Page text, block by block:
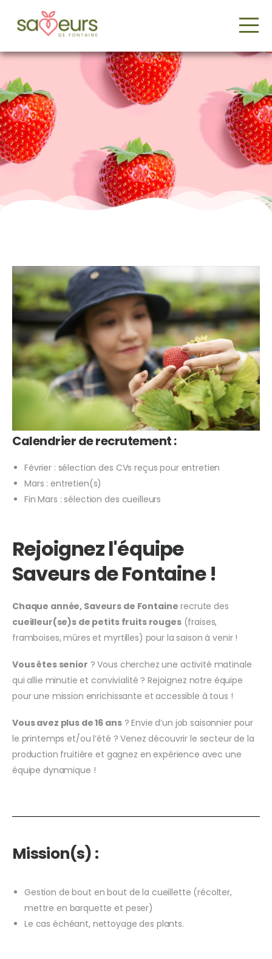
Calendrier de recrutement :
Février : sélection des CVs reçus pour entretien
Mars : entretien(s)
Fin Mars : sélection des cueilleurs
Rejoignez l'équipe
Saveurs de Fontaine !
Chaque année, Saveurs de Fontaine recrute des
cueilleur(se)s de petits fruits rouges(fraises,
framboises, mûres et myrtilles) pour la saison à venir !
Vous êtes senior ? Vous cherchez une activité matinale
qui allie minutie et convivialité ? Rejoignez notre équipe
pour une mission enrichissante et accessible à tous !
Vous avez plus de 16 ans? Envie d’un job saisonnier pour
le printemps et/ou l’été ? Venez découvrir le secteur de la
production fruitière et gagnez en expérience avec une
équipe dynamique !
Mission(s) :
Gestion de bout en bout de la cueillette (récolter,
mettre en barquette et peser)
Le cas échéant, nettoyage des plants.